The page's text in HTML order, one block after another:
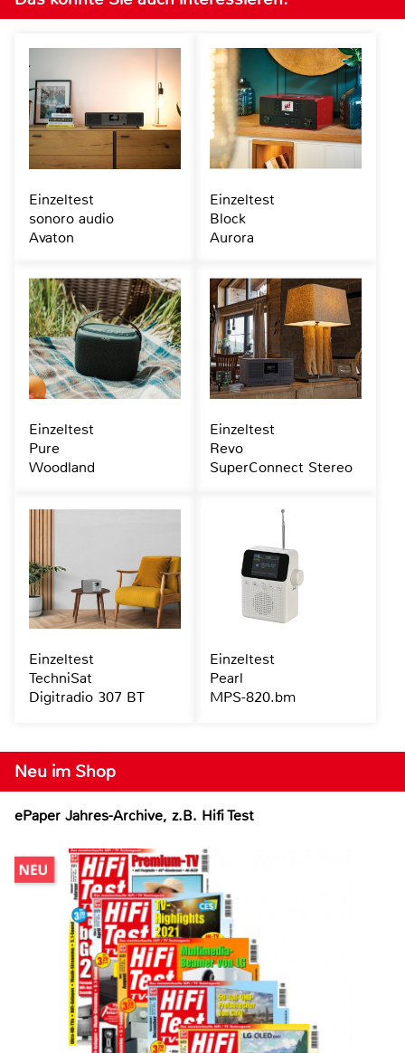
Neu im Shop
ePaper Jahres-Archive, z.B. Hifi Test
Einzeltest
sonoro audio
Avaton
Einzeltest
Block
Aurora
Einzeltest
Pure
Woodland
Einzeltest
Revo
SuperConnect Stereo
Einzeltest
TechniSat
Digitradio 307 BT
Einzeltest
Pearl
MPS-820.bm